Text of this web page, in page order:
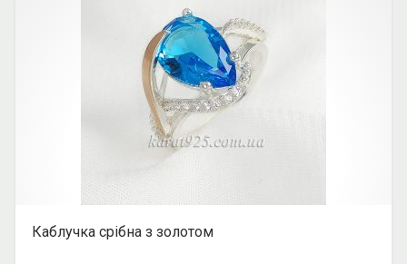
Каблучка срібна з золотом